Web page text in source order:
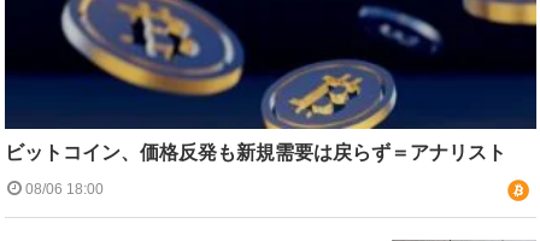
ビットコイン、価格反発も新規需要は戻らず＝アナリスト
08/06 18:00